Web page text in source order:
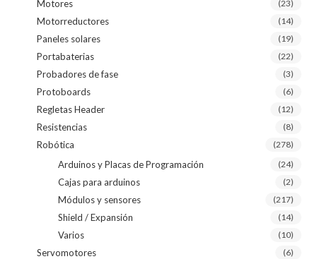
Motores (23)
Motorreductores (14)
Paneles solares (19)
Portabaterias (22)
Probadores de fase (3)
Protoboards (6)
Regletas Header (12)
Resistencias (8)
Robótica (278)
Arduinos y Placas de Programación (24)
Cajas para arduinos (2)
Módulos y sensores (217)
Shield / Expansión (14)
Varios (10)
Servomotores (6)